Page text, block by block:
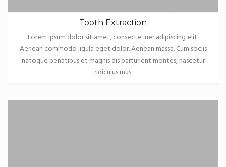
Tooth Extraction
Lorem ipsum dolor sit amet, consectetuer adipiscing elit.
Aenean commodo ligula eget dolor. Aenean massa. Cum sociis
natoque penatibus et magnis dis parturient montes, nascetur
ridiculus mus.